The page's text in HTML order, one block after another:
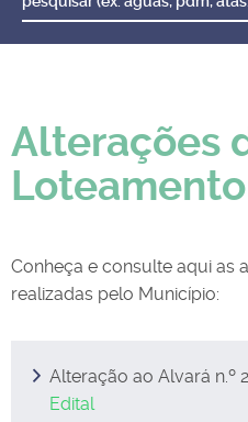
Alterações
Loteamento
Conheça e consulte aqui as
realizadas pelo Município:
Alteração ao Alvará n.º
Edital